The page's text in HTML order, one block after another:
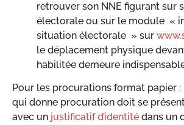
retrouver son NNE figurant sur
électorale ou sur le module «
situation électorale » sur
le déplacement physique
habilitée demeure
Pour les procurations format papier :
qui donne procuration doit se
avec un justificatif d’identité dans un